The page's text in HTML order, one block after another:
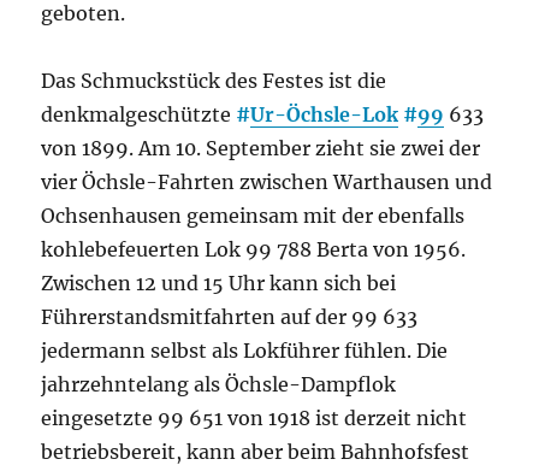
geboten.
Das Schmuckstück des Festes ist die
denkmalgeschützte #Ur-Öchsle-Lok #99 633
von 1899. Am 10. September zieht sie zwei der
vier Öchsle-Fahrten zwischen Warthausen und
Ochsenhausen gemeinsam mit der ebenfalls
kohlebefeuerten Lok 99 788 Berta von 1956.
Zwischen 12 und 15 Uhr kann sich bei
Führerstandsmitfahrten auf der 99 633
jedermann selbst als Lokführer fühlen. Die
jahrzehntelang als Öchsle-Dampflok
eingesetzte 99 651 von 1918 ist derzeit nicht
betriebsbereit, kann aber beim Bahnhofsfest